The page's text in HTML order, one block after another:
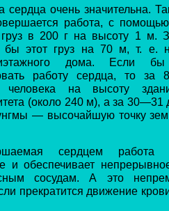
сердца очень значительна.
работа, с
груз в 200 г на высоту 1 м.
бы этот груз на 70 м, т. е.
дома. Если
работу сердца, то
человека на высоту
(около 240 м), а за
— высочайшую точку
сердцем работа
и обеспечивает
сосудам. А это
прекратится движение